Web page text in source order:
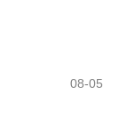
08-05